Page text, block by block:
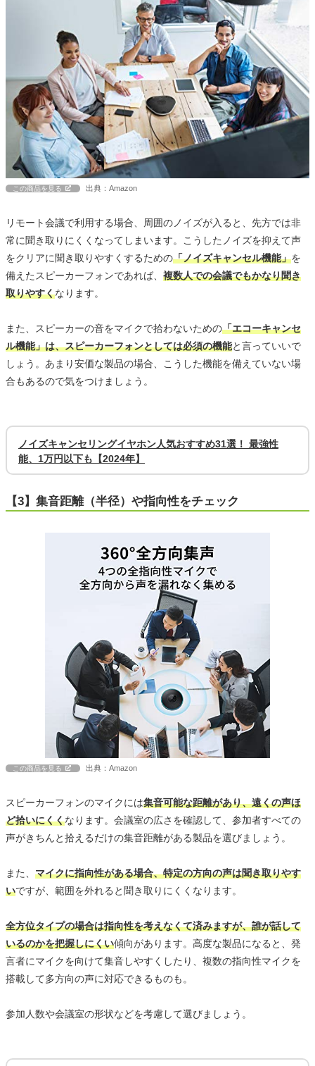
この商品を見る 出典：Amazon
リモート会議で利用する場合、周囲のノイズが入ると、先方では非
常に聞き取りにくくなってしまいます。こうしたノイズを抑えて声
をクリアに聞き取りやすくするための「ノイズキャンセル機能」を
備えたスピーカーフォンであれば、 複数人での会議でもかなり聞き
取りやすくなります。
また、スピーカーの音をマイクで拾わないための「エコーキャンセ
ル機能」は、スピーカーフォンとしては必須の機能と言っていいで
しょう。あまり安価な製品の場合、こうした機能を備えていない場
合もあるので気をつけましょう。
ノイズキャンセリングイヤホン人気おすすめ31選！ 最強性
能、1万円以下も【2024年】
【3】集音距離（半径）や指向性をチェック
この商品を見る 出典：Amazon
スピーカーフォンのマイクには集音可能な距離があり、遠くの声ほ
ど拾いにくくなります。会議室の広さを確認して、参加者すべての
声がきちんと拾えるだけの集音距離がある製品を選びましょう。
また、 マイクに指向性がある場合、特定の方向の声は聞き取りやす
いですが、範囲を外れると聞き取りにくくなります。
全方位タイプの場合は指向性を考えなくて済みますが、誰が話して
いるのかを把握しにくい傾向があります。高度な製品になると、発
言者にマイクを向けて集音しやすくしたり、複数の指向性マイクを
搭載して多方向の声に対応できるものも。
参加人数や会議室の形状などを考慮して選びましょう。